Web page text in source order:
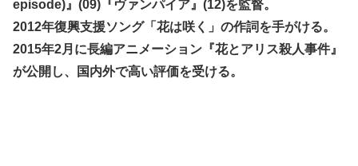
episode)』(09)『ヴァンパイア』(12)を監督。
2012年復興支援ソング「花は咲く」の作詞を手がける。
2015年2月に長編アニメーション『花とアリス殺人事件』
が公開し、国内外で高い評価を受ける。